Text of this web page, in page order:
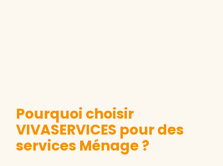
Pourquoi choisir
VIVASERVICES pour des
services Ménage ?